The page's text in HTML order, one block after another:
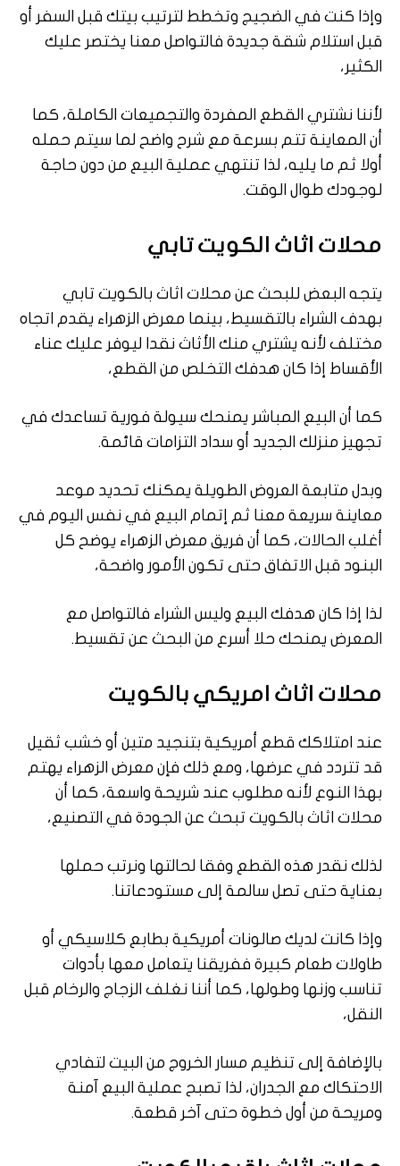
وإذا كنت في الضجيج وتخطط لترتيب بيتك قبل السفر أو
قبل استلام شقة جديدة فالتواصل معنا يختصر عليك
الكثير،
لأننا نشتري القطع المفردة والتجميعات الكاملة، كما
أن المعاينة تتم بسرعة مع شرح واضح لما سيتم حمله
أولا ثم ما يليه، لذا تنتهي عملية البيع من دون حاجة
لوجودك طوال الوقت.
محلات اثاث الكويت تابي
يتجه البعض للبحث عن محلات اثاث بالكويت تابي
بهدف الشراء بالتقسيط، بينما معرض الزهراء يقدم اتجاه
مختلف لأنه يشتري منك الأثاث نقدا ليوفر عليك عناء
الأقساط إذا كان هدفك التخلص من القطع،
كما أن البيع المباشر يمنحك سيولة فورية تساعدك في
تجهيز منزلك الجديد أو سداد التزامات قائمة.
وبدل متابعة العروض الطويلة يمكنك تحديد موعد
معاينة سريعة معنا ثم إتمام البيع في نفس اليوم في
أغلب الحالات، كما أن فريق معرض الزهراء يوضح كل
البنود قبل الاتفاق حتى تكون الأمور واضحة،
لذا إذا كان هدفك البيع وليس الشراء فالتواصل مع
المعرض يمنحك حلا أسرع من البحث عن تقسيط.
محلات اثاث امريكي بالكويت
عند امتلاكك قطع أمريكية بتنجيد متين أو خشب ثقيل
قد تتردد في عرضها، ومع ذلك فإن معرض الزهراء يهتم
بهذا النوع لأنه مطلوب عند شريحة واسعة، كما أن
محلات اثاث بالكويت تبحث عن الجودة في التصنيع،
لذلك نقدر هذه القطع وفقا لحالتها ونرتب حملها
بعناية حتى تصل سالمة إلى مستودعاتنا.
وإذا كانت لديك صالونات أمريكية بطابع كلاسيكي أو
طاولات طعام كبيرة ففريقنا يتعامل معها بأدوات
تناسب وزنها وطولها، كما أننا نغلف الزجاج والرخام قبل
النقل،
بالإضافة إلى تنظيم مسار الخروج من البيت لتفادي
الاحتكاك مع الجدران، لذا تصبح عملية البيع آمنة
ومريحة من أول خطوة حتى آخر قطعة.